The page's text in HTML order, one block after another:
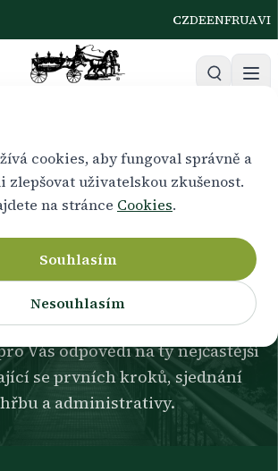
CZDEENFRUAVI
POTŘEBUJETE VĚDĚT
otázky k
pohřbu
Vás odpovědi na ty nejčastější
se prvních kroků, sjednání
a administrativy.
cookies, aby fungoval správně a
zlepšovat uživatelskou zkušenost.
na stránce Cookies.
Souhlasím
Nesouhlasím